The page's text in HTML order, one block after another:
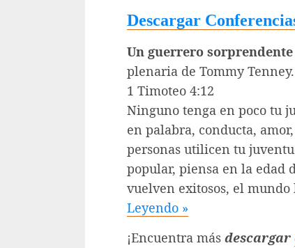
Descargar
Un guerrero sorprendente
plenaria de Tommy Tenney.
1 Timoteo 4:12
Ninguno tenga en poco tu
en palabra, conducta,
personas utilicen tu
popular, piensa en la edad
vuelven exitosos, el
Leyendo »
¡Encuentra más descargar